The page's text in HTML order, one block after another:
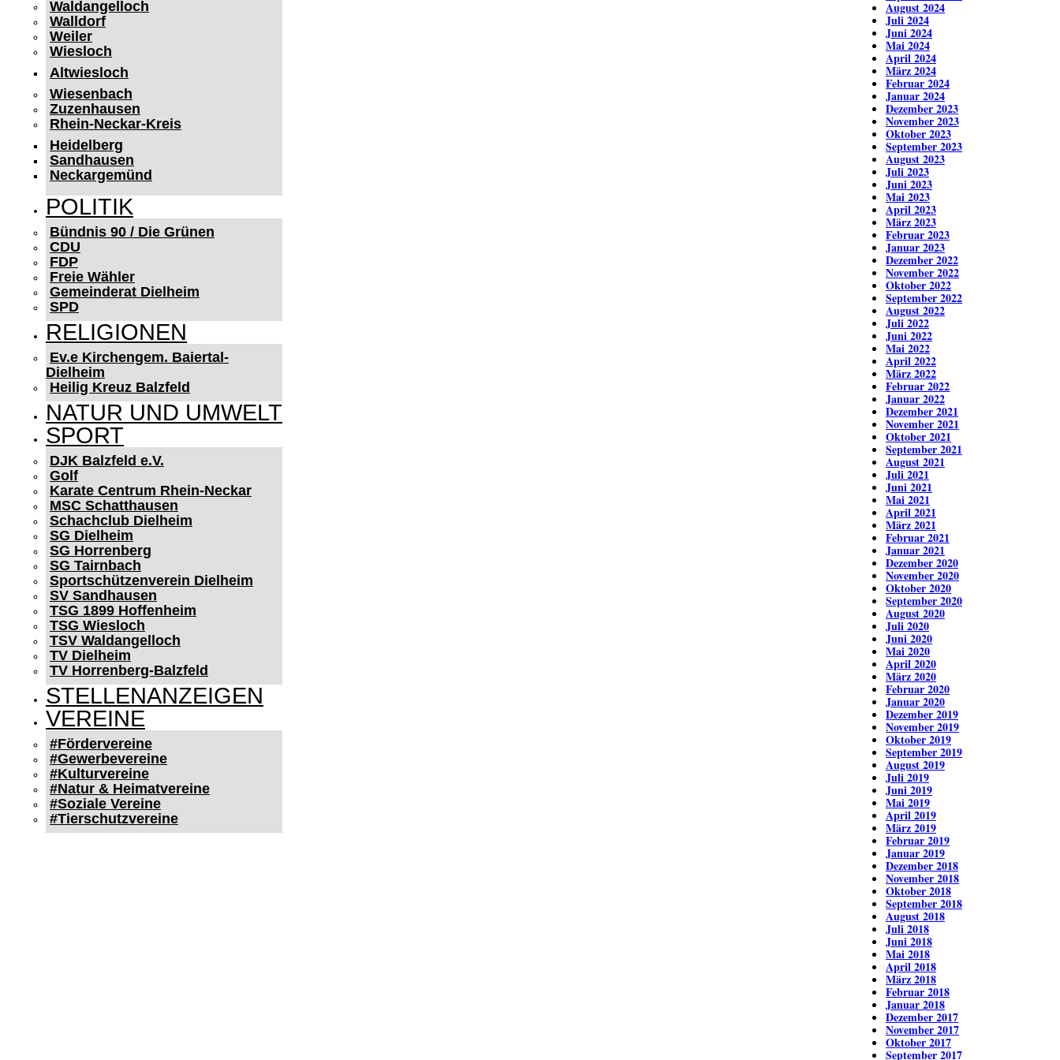
Waldangelloch
Walldorf
Weiler
Wiesloch
Altwiesloch
Wiesenbach
Zuzenhausen
Rhein-Neckar-Kreis
Heidelberg
Sandhausen
Neckargemünd
POLITIK
Bündnis 90 / Die Grünen
CDU
FDP
Freie Wähler
Gemeinderat Dielheim
SPD
RELIGIONEN
Ev.e Kirchengem. Baiertal-
Dielheim
Heilig Kreuz Balzfeld
NATUR UND UMWELT
SPORT
DJK Balzfeld e.V.
Golf
Karate Centrum Rhein-Neckar
MSC Schatthausen
Schachclub Dielheim
SG Dielheim
SG Horrenberg
SG Tairnbach
Sportschützenverein Dielheim
SV Sandhausen
TSG 1899 Hoffenheim
TSG Wiesloch
TSV Waldangelloch
TV Dielheim
TV Horrenberg-Balzfeld
STELLENANZEIGEN
VEREINE
#Fördervereine
#Gewerbevereine
#Kulturvereine
#Natur & Heimatvereine
#Soziale Vereine
#Tierschutzvereine
August 2024
Juli 2024
Juni 2024
Mai 2024
April 2024
März 2024
Februar 2024
Januar 2024
Dezember 2023
November 2023
Oktober 2023
September 2023
August 2023
Juli 2023
Juni 2023
Mai 2023
April 2023
März 2023
Februar 2023
Januar 2023
Dezember 2022
November 2022
Oktober 2022
September 2022
August 2022
Juli 2022
Juni 2022
Mai 2022
April 2022
März 2022
Februar 2022
Januar 2022
Dezember 2021
November 2021
Oktober 2021
September 2021
August 2021
Juli 2021
Juni 2021
Mai 2021
April 2021
März 2021
Februar 2021
Januar 2021
Dezember 2020
November 2020
Oktober 2020
September 2020
August 2020
Juli 2020
Juni 2020
Mai 2020
April 2020
März 2020
Februar 2020
Januar 2020
Dezember 2019
November 2019
Oktober 2019
September 2019
August 2019
Juli 2019
Juni 2019
Mai 2019
April 2019
März 2019
Februar 2019
Januar 2019
Dezember 2018
November 2018
Oktober 2018
September 2018
August 2018
Juli 2018
Juni 2018
Mai 2018
April 2018
März 2018
Februar 2018
Januar 2018
Dezember 2017
November 2017
Oktober 2017
September 2017